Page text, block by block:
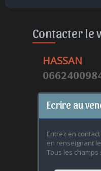
Contacter le
HASSAN
Ecrire au
Entrez en
en renseignant
Tous les